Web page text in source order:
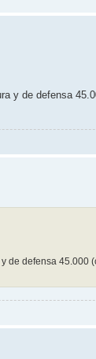
y de defensa
de defensa 45.000